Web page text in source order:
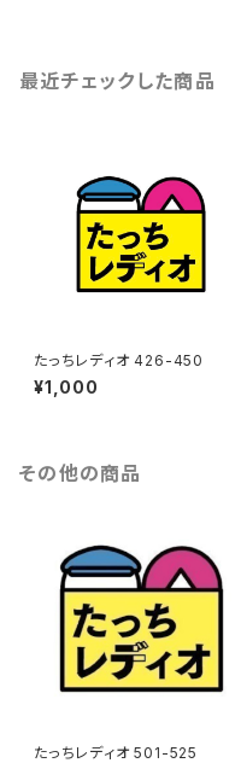
最近チェックした商品
たっちレディオ 426-450
¥1,000
その他の商品
たっちレディオ 501-525